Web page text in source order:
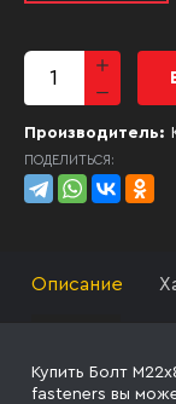
Производитель:
ПОДЕЛИТЬСЯ:
Описание
Купить Болт
fasteners вы